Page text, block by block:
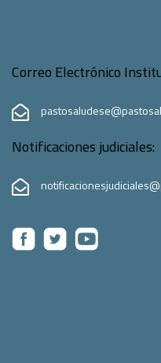
Correo Electrónico
Notificaciones judiciales: